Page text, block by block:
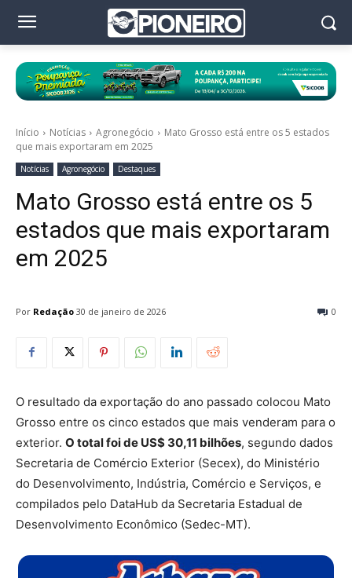
Início Notícias Agronegócio
Mato Grosso está entre os 5 estados
que mais exportaram em 2025
Notícias Agronegócio Destaques
Mato Grosso está entre os 5
estados que mais exportaram
em 2025
Por Redação 0
30 de janeiro de 2026
O resultado da exportação do ano passado colocou Mato
Grosso entre os cinco estados que mais venderam para o
exterior. O total foi de US$ 30,11 bilhões, segundo dados
Secretaria de Comércio Exterior (Secex), do Ministério
do Desenvolvimento, Indústria, Comércio e Serviços, e
compilados pelo DataHub da Secretaria Estadual de
Desenvolvimento Econômico (Sedec-MT).